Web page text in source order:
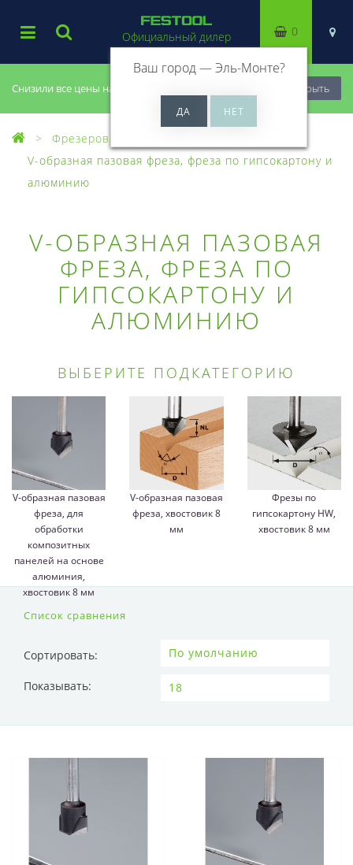
Снизили все цены на 20%, успей купить! Закрыть
Официальный дилер
Ваш город —Эль-Монте?
0
Фрезерование
V-образная пазовая фреза, фреза по гипсокартону и
алюминию
V-ОБРАЗНАЯ ПАЗОВАЯ
ФРЕЗА, ФРЕЗА ПО
ГИПСОКАРТОНУ И
АЛЮМИНИЮ
ВЫБЕРИТЕ ПОДКАТЕГОРИЮ
V-образная пазовая
фреза, для
обработки
композитных
панелей на основе
алюминия,
хвостовик 8 мм
V-образная пазовая
фреза, хвостовик 8
мм
Фрезы по
гипсокартону HW,
хвостовик 8 мм
Список сравнения
Сортировать:
Показывать: